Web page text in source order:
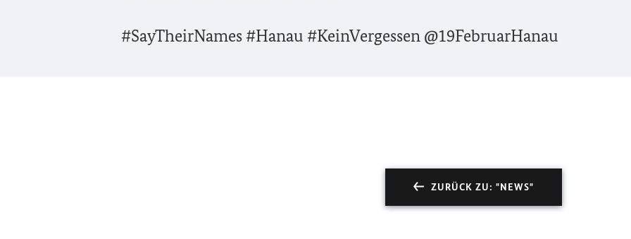
#SayTheirNames #Hanau #KeinVergessen @19FebruarHanau
ZURÜCK ZU: "NEWS"